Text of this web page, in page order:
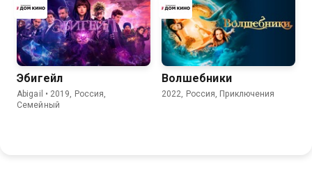
Эбигейл
Abigail • 2019, Россия,
Семейный
Волшебники
2022, Россия, Приключения